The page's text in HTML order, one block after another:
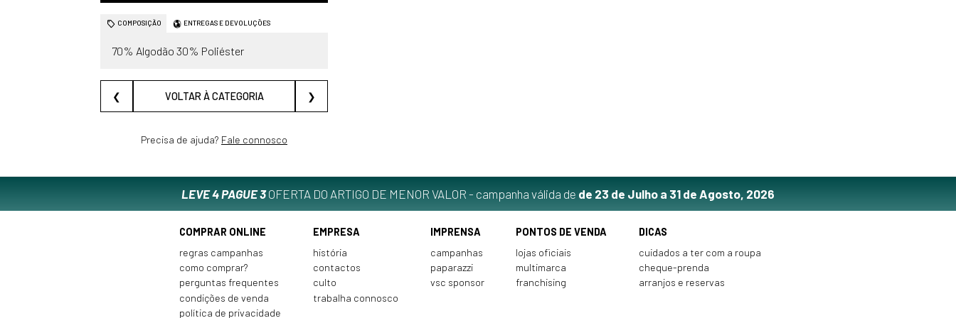
COMPOSIÇÃO ENTREGAS E DEVOLUÇÕES
70% Algodão 30% Poliéster
❮ VOLTAR À CATEGORIA ❯
Precisa de ajuda? Fale connosco
LEVE 4 PAGUE 3OFERTA DO ARTIGO DE MENOR VALOR - campanha válida de de 23 de Julho a 31 de Agosto, 2026
COMPRAR ONLINE
regras campanhas
como comprar?
perguntas frequentes
condições de venda
política de privacidade
EMPRESA
história
contactos
culto
trabalha connosco
IMPRENSA
campanhas
paparazzi
vsc sponsor
PONTOS DE VENDA
lojas oficiais
multimarca
franchising
DICAS
cuidados a ter com a roupa
cheque-prenda
arranjos e reservas